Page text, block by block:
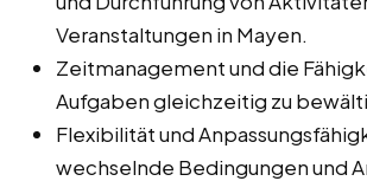
Veranstaltungen in Mayen.
Zeitmanagement und die
Aufgaben gleichzeitig zu
Flexibilität und
wechselnde Bedingungen und